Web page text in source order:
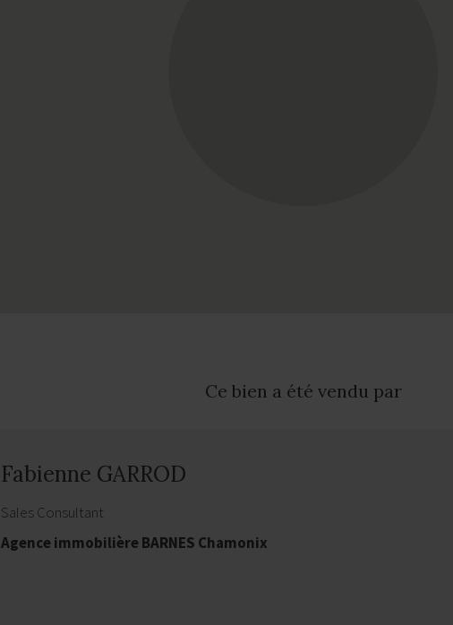
Ce bien a été vendu par
Fabienne GARROD
Sales Consultant
Agence immobilière BARNES Chamonix